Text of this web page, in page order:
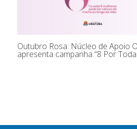
Outubro Rosa: Núcleo de Apoio
apresenta campanha “8 Por